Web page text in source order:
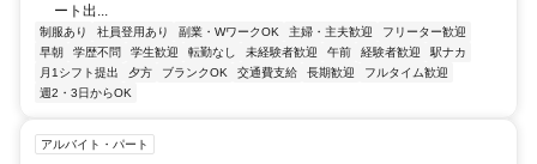
ート出...
制服あり 社員登用あり 副業・WワークOK 主婦・主夫歓迎
フリーター歓迎
早朝
学歴不問 学生歓迎 転勤なし 未経験者歓迎 午前 経験者歓迎
駅ナカ
月1シフト提出
夕方 ブランクOK 交通費支給 長期歓迎
フルタイム歓迎
週2・3日からOK
アルバイト・パート